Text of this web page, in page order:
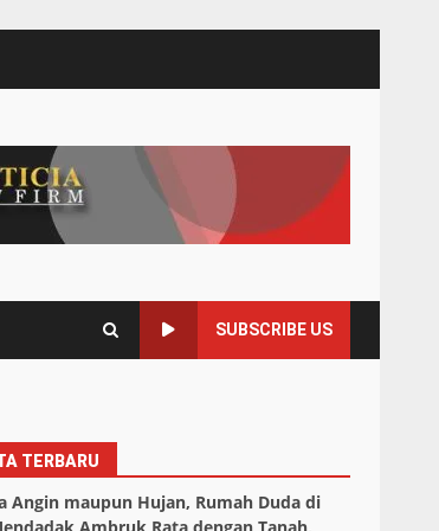
SUBSCRIBE US
TERBARU
Angin maupun Hujan, Rumah Duda di